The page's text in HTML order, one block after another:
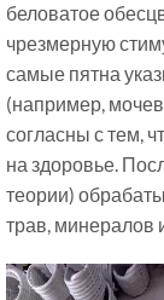
беловатое
чрезмерную
самые пятна
(например,
согласны с тем,
на здоровье.
теории)
трав, минералов